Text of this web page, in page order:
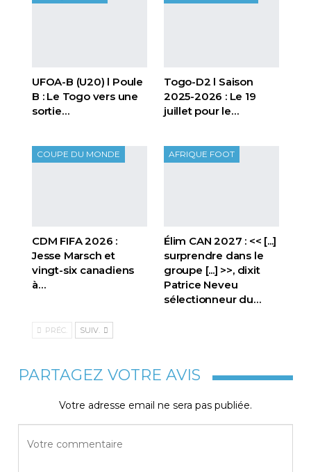
UFOA-B (U20) l Poule
B : Le Togo vers une
sortie…
Togo-D2 l Saison
2025-2026 : Le 19
juillet pour le…
COUPE DU MONDE
CDM FIFA 2026 :
Jesse Marsch et
vingt-six canadiens
à…
AFRIQUE FOOT
Élim CAN 2027 : << [...]
surprendre dans le
groupe [...] >>, dixit
Patrice Neveu
sélectionneur du…
PRÉC. SUIV.
PARTAGEZ VOTRE AVIS
Votre adresse email ne sera pas publiée.